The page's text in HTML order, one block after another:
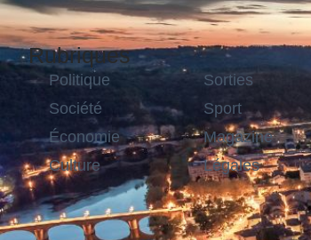
Rubriques
Politique
Société
Économie
Culture
Sorties
Sport
Magazine
Légales